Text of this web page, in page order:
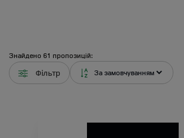
Знайдено 61 пропозицій:
Фільтр